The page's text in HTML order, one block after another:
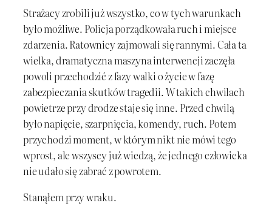
Strażacy zrobili już wszystko, co w tych warunkach
było możliwe. Policja porządkowała ruch i miejsce
zdarzenia. Ratownicy zajmowali się rannymi. Cała ta
wielka, dramatyczna maszyna interwencji zaczęła
powoli przechodzić z fazy walki o życie w fazę
zabezpieczania skutków tragedii. W takich chwilach
powietrze przy drodze staje się inne. Przed chwilą
było napięcie, szarpnięcia, komendy, ruch. Potem
przychodzi moment, w którym nikt nie mówi tego
wprost, ale wszyscy już wiedzą, że jednego człowieka
nie udało się zabrać z powrotem.
Stanąłem przy wraku.